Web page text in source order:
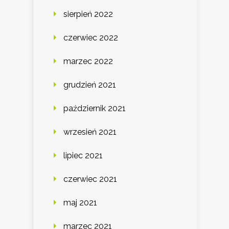
sierpień 2022
czerwiec 2022
marzec 2022
grudzień 2021
październik 2021
wrzesień 2021
lipiec 2021
czerwiec 2021
maj 2021
marzec 2021